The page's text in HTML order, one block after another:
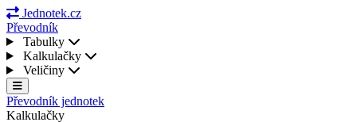
Jednotek.cz
Převodník
Tabulky
Kalkulačky
Veličiny
Převodník jednotek
Kalkulačky